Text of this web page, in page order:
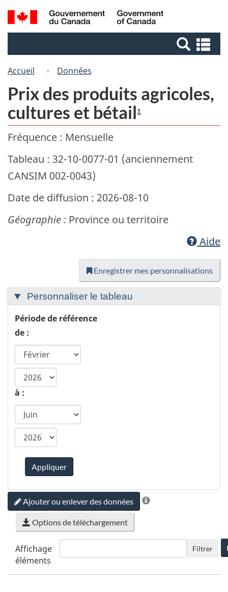
Passer
au
Passer
à
Canada
Recherche
et
et
Accueil Données
Prix des produits agricoles,
cultures et bétail1
Fréquence : Mensuelle
Tableau : 32-10-0077-01 (anciennement
CANSIM 002-0043)
Date de diffusion : 2026-08-10
Géographie : Province ou territoire
Aide
Enregistrer mes personnalisations
Personnaliser le tableau
Période de référence
de :
année
de
début
à :
Appliquer
Ajouter ou enlever des données
Options de téléchargement
Affichage
éléments
Filtrer